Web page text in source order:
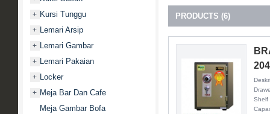
+ Kursi Tunggu
+ Lemari Arsip
+ Lemari Gambar
+ Lemari Pakaian
+ Locker
+ Meja Bar Dan Cafe
Meja Gambar Bofa
PRODUCTS (6)
Shelf